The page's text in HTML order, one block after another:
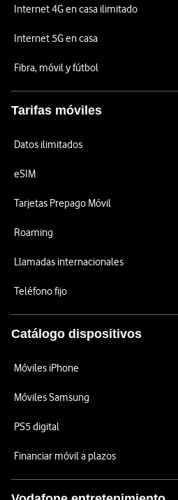
Internet 4G en casa ilimitado
Internet 5G en casa
Fibra, móvil y fútbol
Tarifas móviles
Datos ilimitados
eSIM
Tarjetas Prepago Móvil
Roaming
Llamadas internacionales
Teléfono fijo
Catálogo dispositivos
Móviles iPhone
Móviles Samsung
PS5 digital
Financiar móvil a plazos